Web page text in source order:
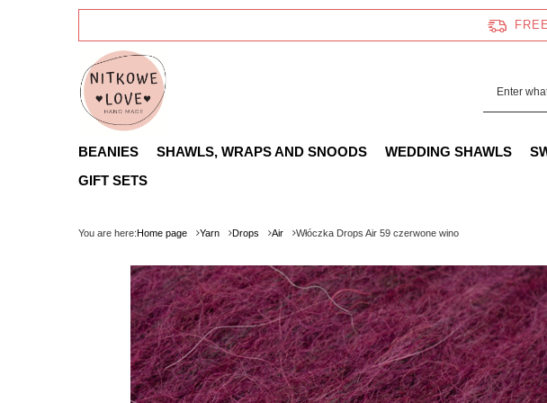
BEANIES SHAWLS, WRAPS AND SNOODS WEDDING SHAWLS
GIFT SETS
You are here:Home page Yarn Drops Air Włóczka Drops Air 59 czerwone wino